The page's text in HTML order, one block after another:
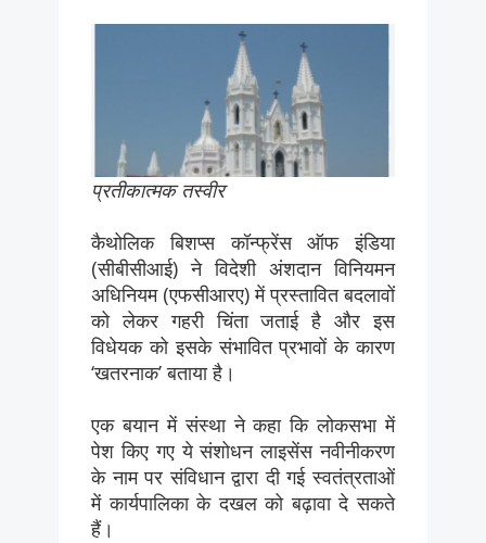
प्रतीकात्मक तस्वीर
कैथोलिक बिशप्स कॉन्फ्रेंस ऑफ इंडिया
(सीबीसीआई) ने विदेशी अंशदान विनियमन
अधिनियम (एफसीआरए) में प्रस्तावित बदलावों
को लेकर गहरी चिंता जताई है और इस
विधेयक को इसके संभावित प्रभावों के कारण
‘खतरनाक’ बताया है।
एक बयान में संस्था ने कहा कि लोकसभा में
पेश किए गए ये संशोधन लाइसेंस नवीनीकरण
के नाम पर संविधान द्वारा दी गई स्वतंत्रताओं
में कार्यपालिका के दखल को बढ़ावा दे सकते
हैं।